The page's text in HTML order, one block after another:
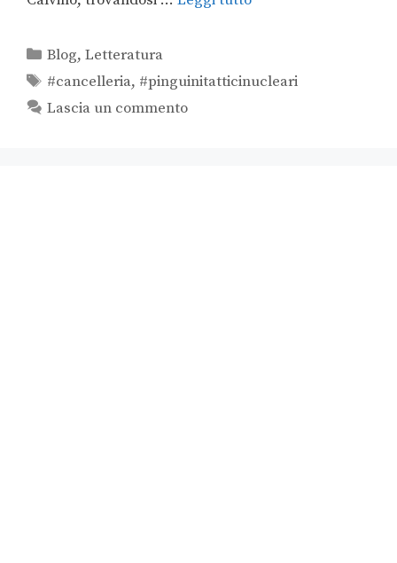
Blog,Letteratura
#cancelleria, #pinguinitatticinucleari
Lascia un commento